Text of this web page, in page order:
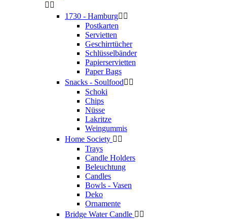
 
1730 - Hamburg 
Postkarten
Servietten
Geschirrtücher
Schlüsselbänder
Papierservietten
Paper Bags
Snacks - Soulfood 
Schoki
Chips
Nüsse
Lakritze
Weingummis
Home Society  
Trays
Candle Holders
Beleuchtung
Candles
Bowls - Vasen
Deko
Ornamente
Bridge Water Candle  